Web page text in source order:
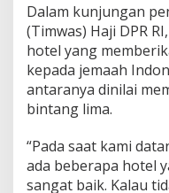
n
a
h
e
l
M
e
r
Dalam kunjungan
(Timwas) Haji DPR
hotel yang
kepada jemaah
antaranya dinilai
bintang lima.
“Pada saat kami
ada beberapa hotel
sangat baik. Kalau